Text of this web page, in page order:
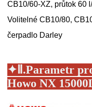
CB10/60-XZ, průtok 60
Volitelné CB10/80,
čerpadlo Darley
✦ Ⅱ.Parametr
Howo NX